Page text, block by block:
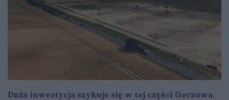
Duża inwestycja szykuje się w tej części Gorzowa.